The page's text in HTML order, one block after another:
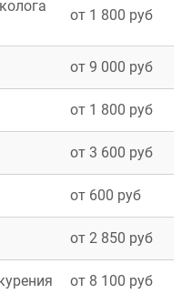
от 1 800 руб
от 9 000 руб
от 1 800 руб
от 3 600 руб
от 600 руб
от 2 850 руб
от 8 100 руб